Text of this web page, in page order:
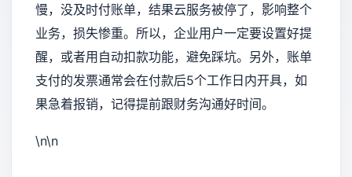
慢，没及时付账单，结果云服务被停了，影响整个
业务，损失惨重。所以，企业用户一定要设置好提
醒，或者用自动扣款功能，避免踩坑。另外，账单
支付的发票通常会在付款后5个工作日内开具，如
果急着报销，记得提前跟财务沟通好时间。
\n\n